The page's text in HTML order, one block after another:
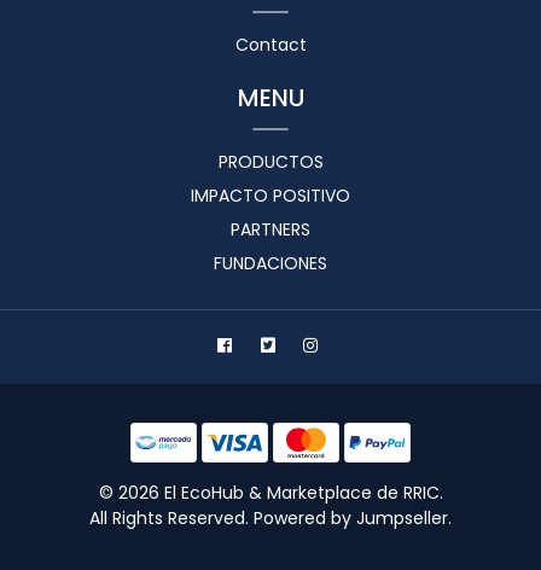
Contact
MENU
PRODUCTOS
IMPACTO POSITIVO
PARTNERS
FUNDACIONES
© 2026 El EcoHub & Marketplace de RRIC.
All Rights Reserved. Powered by Jumpseller.